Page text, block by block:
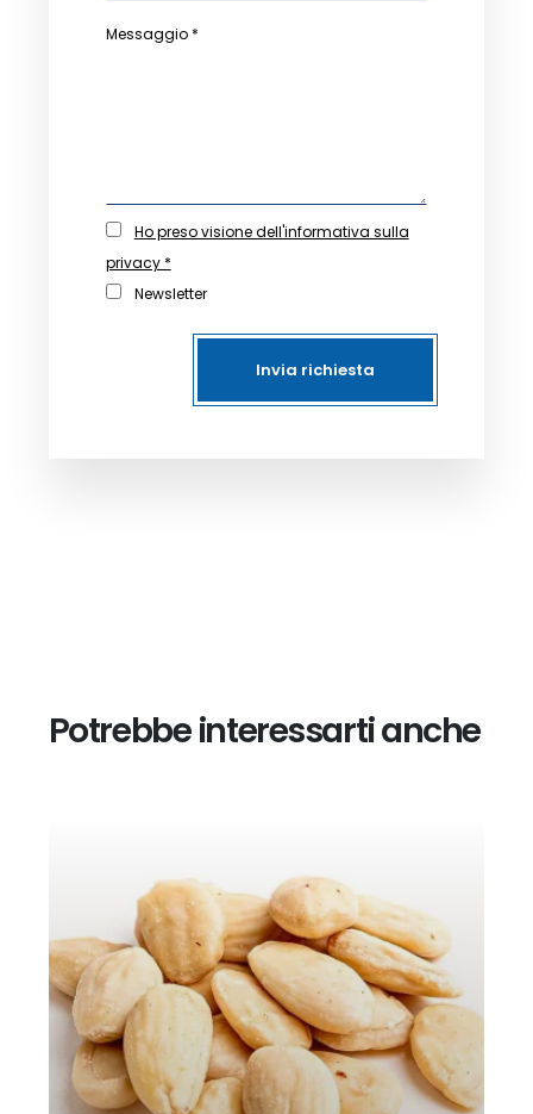
Messaggio *
Ho preso visione dell'informativa sulla
privacy *
Newsletter
Invia richiesta
Potrebbe interessarti anche